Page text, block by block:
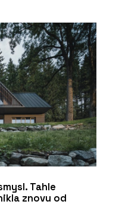
Tahle
znovu od